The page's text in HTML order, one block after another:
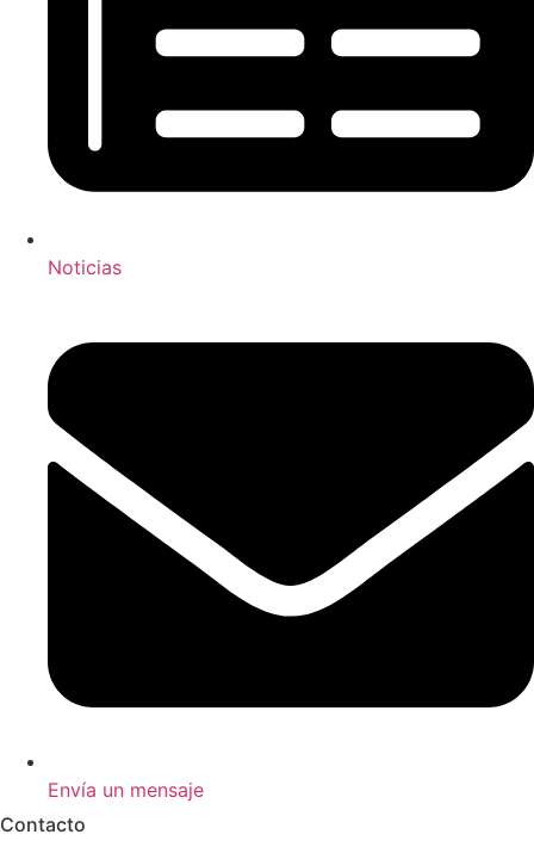
Noticias
Envía un mensaje
Contacto